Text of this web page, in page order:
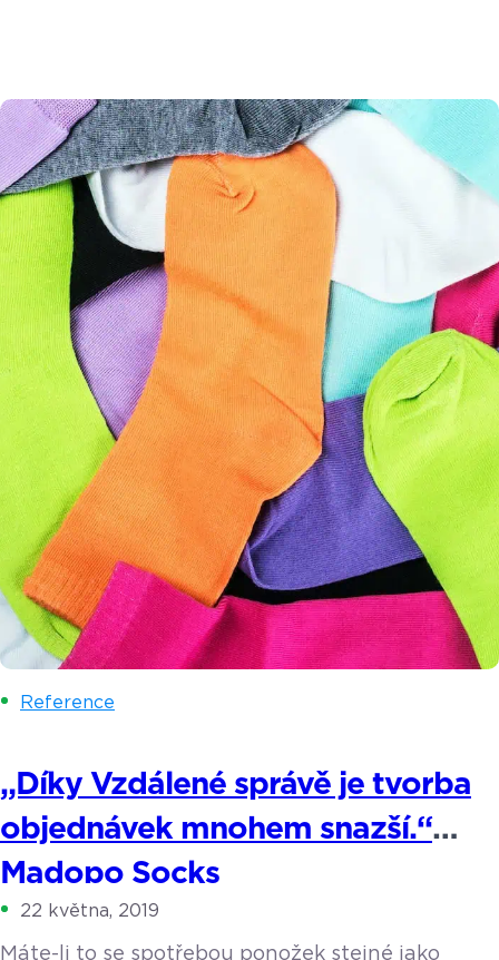
Zjištění platnosti certifikátu EET Změna
certifikátu EET je ve vaší zodpovědnosti. Pro
správnou evidenci tržeb je velmi důležité, abyste
si datum […]
Reference
„Díky Vzdálené správě je tvorba
objednávek mnohem snazší.“
Madopo Socks
22 května, 2019
Máte-li to se spotřebou ponožek stejné jako